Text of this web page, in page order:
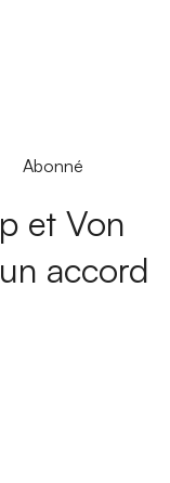
Abonné
et Von
accord